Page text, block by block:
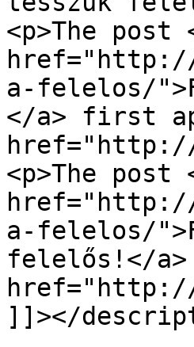
<p>The post
href="http://
a-felelos/
</a> first
href="http://
<p>The post
href="http://
a-felelos/
felelős!</
href="http://
]]></